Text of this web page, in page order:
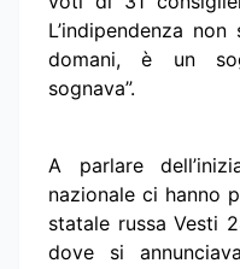
L’indipendenza
domani, è un
sognava”.
A parlare
nazionale ci hanno
statale russa Vesti
dove si